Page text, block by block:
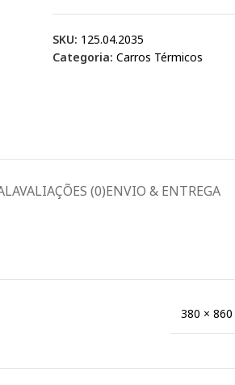
SKU: 125.04.2035
Categoria: Carros Térmicos
AVALIAÇÕES (0)ENVIO & ENTREGA
380 ×